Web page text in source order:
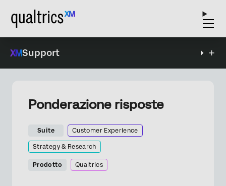
Support
Ponderazione risposte
Suite Customer Experience
Strategy & Research
Prodotto Qualtrics